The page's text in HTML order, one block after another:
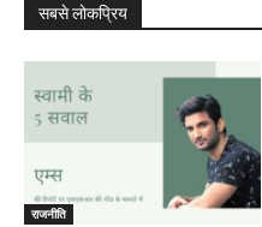
सबसे लोकप्रिय
राजनीति